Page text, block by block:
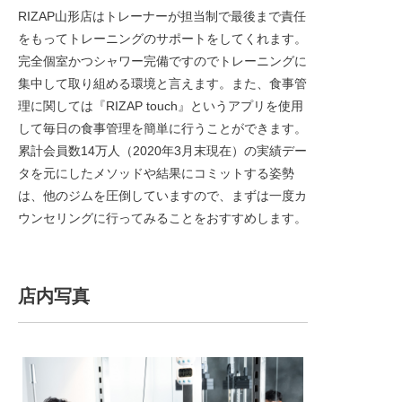
RIZAP山形店はトレーナーが担当制で最後まで責任
をもってトレーニングのサポートをしてくれます。
完全個室かつシャワー完備ですのでトレーニングに
集中して取り組める環境と言えます。また、食事管
理に関しては『RIZAP touch』というアプリを使用
して毎日の食事管理を簡単に行うことができます。
累計会員数14万人（2020年3月末現在）の実績デー
タを元にしたメソッドや結果にコミットする姿勢
は、他のジムを圧倒していますので、まずは一度カ
ウンセリングに行ってみることをおすすめします。
店内写真